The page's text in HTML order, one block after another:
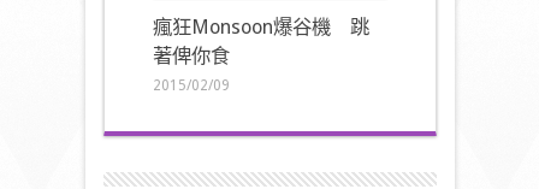
瘋狂Monsoon爆谷機 跳
著俾你食
2015/02/09